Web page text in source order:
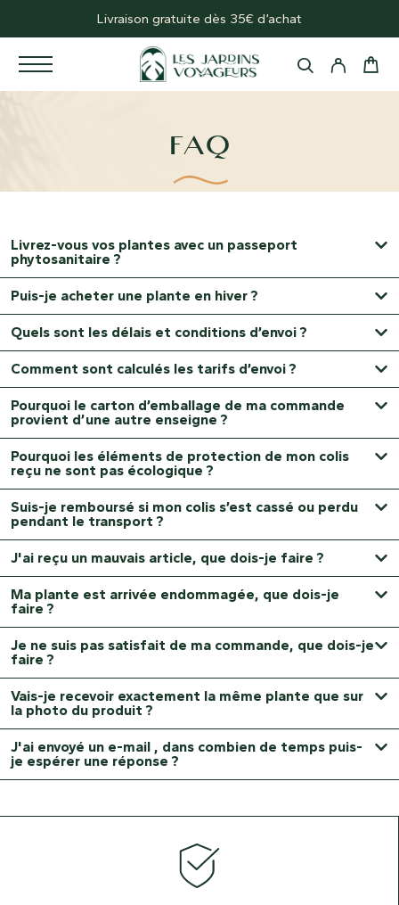
Livraison gratuite dès 35€ d’achat
FAQ
Livrez-vous vos plantes avec un passeport
phytosanitaire ?
Puis-je acheter une plante en hiver ?
Quels sont les délais et conditions d’envoi ?
Comment sont calculés les tarifs d’envoi ?
Pourquoi le carton d’emballage de ma commande
provient d’une autre enseigne ?
Pourquoi les éléments de protection de mon colis
reçu ne sont pas écologique ?
Suis-je remboursé si mon colis s’est cassé ou perdu
pendant le transport ?
J'ai reçu un mauvais article, que dois-je faire ?
Ma plante est arrivée endommagée, que dois-je
faire ?
Je ne suis pas satisfait de ma commande, que dois-je
faire ?
Vais-je recevoir exactement la même plante que sur
la photo du produit ?
J'ai envoyé un e-mail , dans combien de temps puis-
je espérer une réponse ?